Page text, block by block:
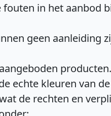
in het aanbod
geen aanleiding
echte kleuren van
de rechten en